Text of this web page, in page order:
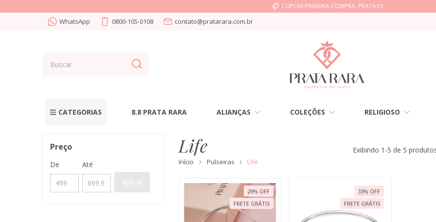
CUPOM PRIMEIRA COMPRA: PRATA10
WhatsApp 0800-105-0108 contato@pratarara.com.br
CATEGORIAS 8.8 PRATA RARA ALIANÇAS COLEÇÕES RELIGIOSO
Preço
De
Até
Aplicar
Life
Início Pulseiras Life
Exibindo 1-5 de 5
29% OFF
FRETE GRÁTIS
33% OFF
FRETE GRÁTIS